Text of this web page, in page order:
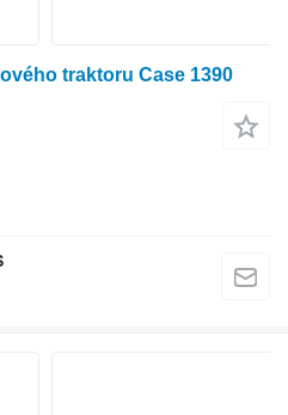
traktoru Case 1390